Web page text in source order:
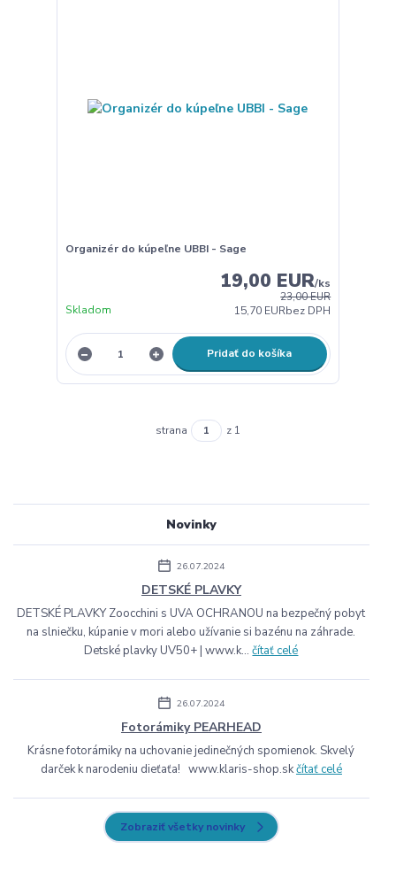
Organizér do kúpeľne UBBI - Sage
23,00 EUR
19,00 EUR/ks
15,70 EURbez DPH
Skladom
Pridať do košíka
strana z 1
Novinky
26.07.2024
DETSKÉ PLAVKY
DETSKÉ PLAVKY Zoocchini s UVA OCHRANOU na bezpečný pobyt
na slniečku, kúpanie v mori alebo užívanie si bazénu na záhrade.
Detské plavky UV50+ | www.k...čítať celé
26.07.2024
Fotorámiky PEARHEAD
Krásne fotorámiky na uchovanie jedinečných spomienok. Skvelý
darček k narodeniu dieťaťa! www.klaris-shop.skčítať celé
Zobraziť všetky novinky